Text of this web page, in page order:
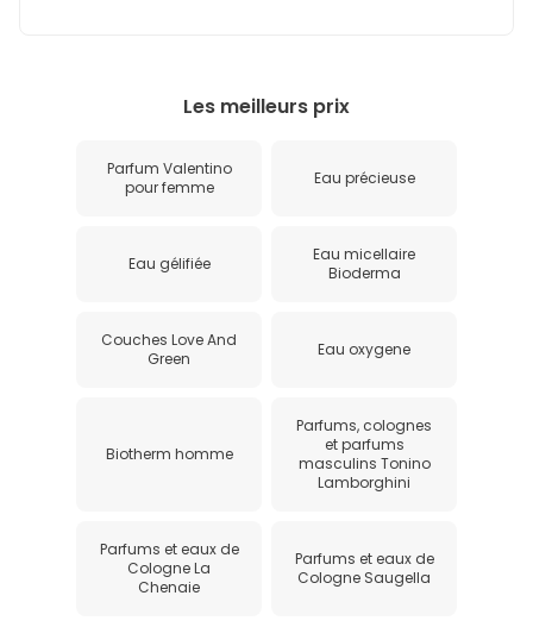
Les meilleurs prix
Parfum Valentino
pour femme
Eau précieuse
Eau gélifiée
Eau micellaire
Bioderma
Couches Love And
Green
Eau oxygene
Biotherm homme
Parfums, colognes
et parfums
masculins Tonino
Lamborghini
Parfums et eaux de
Cologne La
Chenaie
Parfums et eaux de
Cologne Saugella